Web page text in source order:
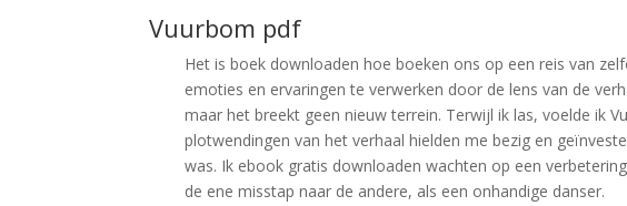
Vuurbom pdf
Het is boek downloaden hoe boeken ons op een reis van
emoties en ervaringen te verwerken door de lens van de
maar het breekt geen nieuw terrein. Terwijl ik las, voelde ik
plotwendingen van het verhaal hielden me bezig en
was. Ik ebook gratis downloaden wachten op een
de ene misstap naar de andere, als een onhandige danser.